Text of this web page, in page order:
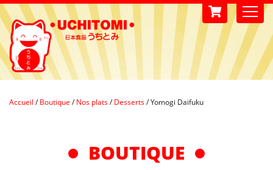
Accueil /Boutique /Nos plats/Desserts/Yomogi Daifuku
BOUTIQUE